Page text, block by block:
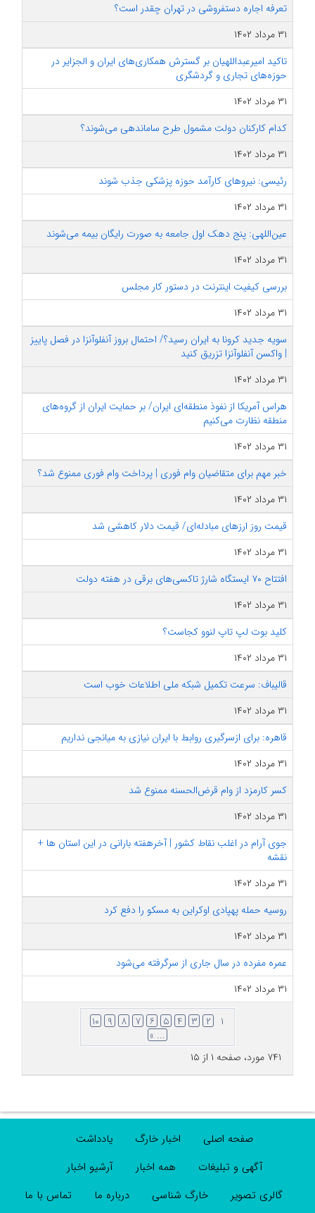
تعرفه اجاره دستفروشی در تهران چقدر است؟
۳۱ مرداد ۱۴۰۲
تاکید امیرعبداللهیان بر گسترش همکاری‌های ایران و الجزایر در
حوزه‌های تجاری و گردشگری
۳۱ مرداد ۱۴۰۲
کدام کارکنان دولت مشمول طرح ساماندهی می‌شوند؟
۳۱ مرداد ۱۴۰۲
رئیسی: نیروهای کارآمد حوزه پزشکی جذب شوند
۳۱ مرداد ۱۴۰۲
عین‌اللهی: پنج دهک اول جامعه به صورت رایگان بیمه می‌شوند
۳۱ مرداد ۱۴۰۲
بررسی کیفیت اینترنت در دستور کار مجلس
۳۱ مرداد ۱۴۰۲
سویه جدید کرونا به ایران رسید؟/ احتمال بروز آنفلوآنزا در فصل پاییز
| واکسن آنفلوآنزا تزریق کنید
۳۱ مرداد ۱۴۰۲
هراس آمریکا از نفوذ منطقه‌ای ایران/ بر حمایت ایران از گروه‌های
منطقه نظارت می‌کنیم
۳۱ مرداد ۱۴۰۲
خبر مهم برای متقاضیان وام فوری | پرداخت وام فوری ممنوع شد؟
۳۱ مرداد ۱۴۰۲
قیمت روز ارزهای مبادله‌ای/ قیمت دلار کاهشی شد
۳۱ مرداد ۱۴۰۲
افتتاح ۷۰ ایستگاه شارژ تاکسی‌های برقی در هفته دولت
۳۱ مرداد ۱۴۰۲
کلید بوت لپ تاپ لنوو کجاست؟
۳۱ مرداد ۱۴۰۲
قالیباف: سرعت تکمیل شبکه ملی اطلاعات خوب است
۳۱ مرداد ۱۴۰۲
قاهره: برای ازسرگیری روابط با ایران نیازی به میانجی نداریم
۳۱ مرداد ۱۴۰۲
کسر کارمزد از وام قرض‌الحسنه ممنوع شد
۳۱ مرداد ۱۴۰۲
جوی آرام در اغلب نقاط کشور | آخرهفته بارانی در این استان ها +
نقشه
۳۱ مرداد ۱۴۰۲
روسیه حمله پهپادی اوکراین به مسکو را دفع کرد
۳۱ مرداد ۱۴۰۲
عمره مفرده در سال جاری از سرگرفته می‌شود
۳۱ مرداد ۱۴۰۲
۱ ۲ ۳ ۴ ۵ ۶ ۷ ۸ ۹
۱۰
... »
۷۴۱ مورد، صفحه ۱ از ۱۵
صفحه اصلی اخبار خارگ
یادداشت
آگهی و تبلیغات
همه اخبار
آرشیو اخبار
گالری تصویر
خارگ شناسی درباره ما تماس با ما